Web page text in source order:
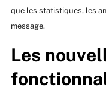
que les statistiques, les
message.
Les